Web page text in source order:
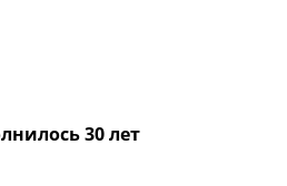
30 лет